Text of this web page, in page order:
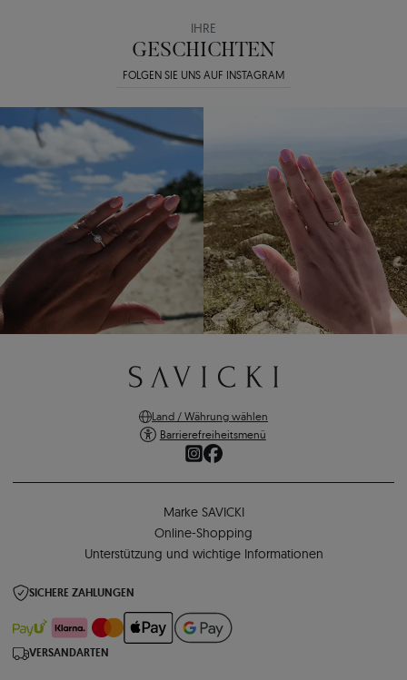
IHRE
GESCHICHTEN
FOLGEN SIE UNS AUF INSTAGRAM
Land / Währung wählen
Barrierefreiheitsmenü
Marke SAVICKI
Online-Shopping
Unterstützung und wichtige Informationen
SICHERE ZAHLUNGEN
VERSANDARTEN